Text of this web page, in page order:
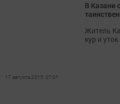
В Казани
Житель
кур и
17 августа 2015, 07:01